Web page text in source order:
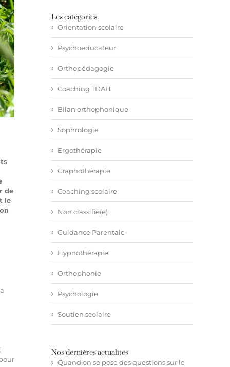
de
le
Les catégories
Orientation scolaire
Psychoeducateur
Orthopédagogie
Coaching TDAH
Bilan orthophonique
Sophrologie
Ergothérapie
Graphothérapie
Coaching scolaire
Non classifié(e)
Guidance Parentale
Hypnothérapie
Orthophonie
Psychologie
Soutien scolaire
Nos dernières actualités
Quand on se pose des questions sur le